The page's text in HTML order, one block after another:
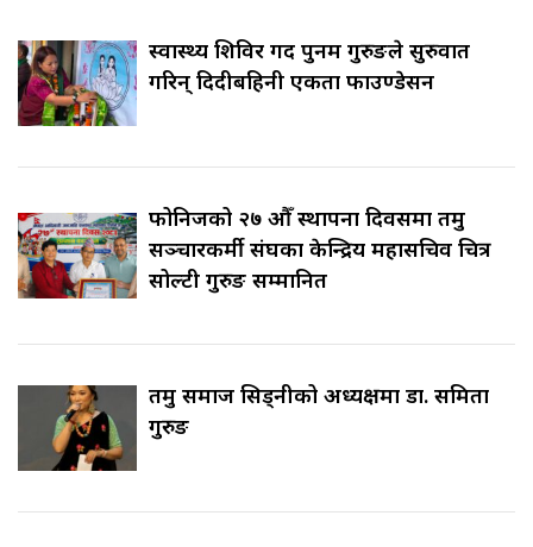
स्वास्थ्य शिविर गर्दै पुनम गुरुङले सुरुवात
गरिन् दिदीबहिनी एकता फाउण्डेसन
फोनिजको २७ औँ स्थापना दिवसमा तमु
सञ्चारकर्मी संघका केन्द्रिय महासचिव चित्र
सोल्टी गुरुङ सम्मानित
तमु समाज सिड्नीको अध्यक्षमा डा. समिता
गुरुङ